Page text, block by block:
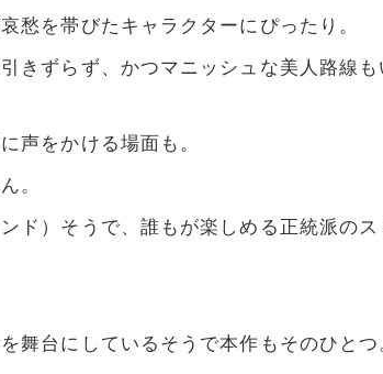
を帯びたキャラクターにぴったり。
ずらず、かつマニッシュな美人路線も
声をかける場面も。
。
ド）そうで、誰もが楽しめる正統派の
台にしているそうで本作もそのひとつ